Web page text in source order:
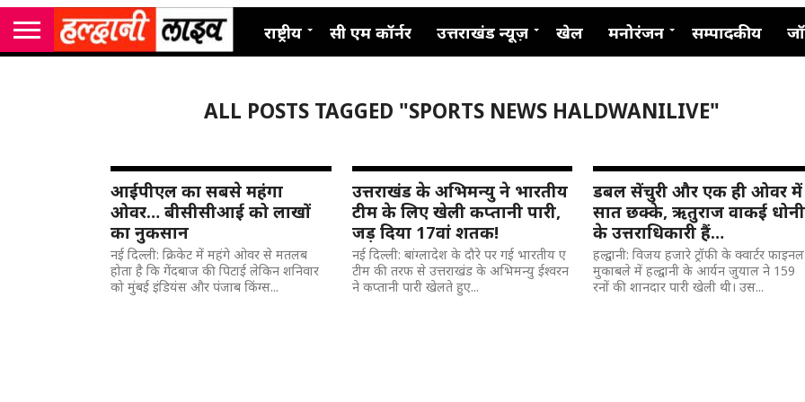
राष्ट्रीय सी एम कॉर्नर उत्तराखंड न्यूज़ खेल मनोरंजन सम्पादकीय
ALL POSTS TAGGED "SPORTS NEWS HALDWANILIVE"
आईपीएल का सबसे महंगा
ओवर… बीसीसीआई को लाखों
का नुकसान
नई दिल्ली: क्रिकेट में महंगे ओवर से मतलब
होता है कि गेंदबाज की पिटाई लेकिन शनिवार
को मुंबई इंडियंस और पंजाब किंग्स...
उत्तराखंड के अभिमन्यु ने भारतीय
टीम के लिए खेली कप्तानी पारी,
जड़ दिया 17वां शतक!
नई दिल्ली: बांग्लादेश के दौरे पर गई भारतीय ए
टीम की तरफ से उत्तराखंड के अभिमन्यु ईश्वरन
ने कप्तानी पारी खेलते हुए...
डबल सेंचुरी और एक ही ओवर में
सात छक्के, ऋतुराज वाकई धोनी
के उत्तराधिकारी हैं…
हल्द्वानी: विजय हजारे ट्रॉफी के क्वार्टर फाइनल
मुकाबले में हल्द्वानी के आर्यन जुयाल ने 159
रनों की शानदार पारी खेली थी। उस...